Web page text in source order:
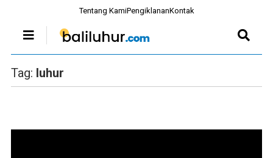
Tentang KamiPengiklananKontak
Tag: luhur